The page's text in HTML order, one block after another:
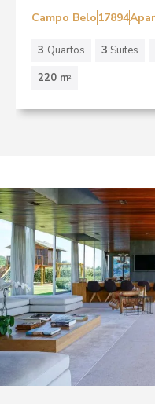
Campo Belo 17894
3 Quartos 3 Suites
220 m2